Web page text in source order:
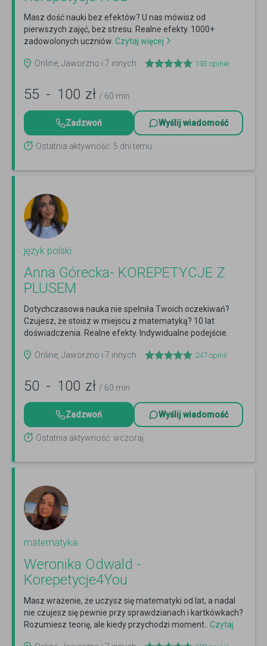
Masz dość nauki bez efektów? U nas mówisz od
pierwszych zajęć, bez stresu. Realne efekty. 1000+
zadowolonych uczniów. Czytaj więcej
Online, Jaworzno i 7 innych 193 opinie
55 - 100 zł / 60 min
Zadzwoń Wyślij wiadomość
Ostatnia aktywność: 5 dni temu
język polski
Anna Górecka- KOREPETYCJE Z
PLUSEM
Dotychczasowa nauka nie spełniła Twoich oczekiwań?
Czujesz, że stoisz w miejscu z matematyką? 10 lat
doświadczenia. Realne efekty. Indywidualne podejście.
Online, Jaworzno i 7 innych
247 opinii
50 - 100 zł / 60 min
Zadzwoń Wyślij wiadomość
Ostatnia aktywność: wczoraj
matematyka
Weronika Odwald -
Korepetycje4You
Masz wrażenie, że uczysz się matematyki od lat, a nadal
nie czujesz się pewnie przy sprawdzianach i kartkówkach?
Rozumiesz teorię, ale kiedy przychodzi moment.. Czytaj